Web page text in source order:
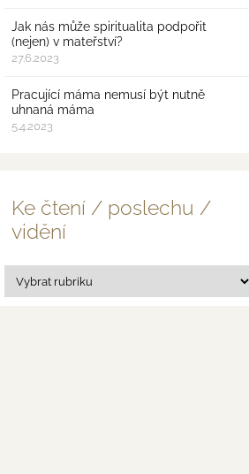
Jak nás může spiritualita podpořit
(nejen) v mateřství?
27.6.2023
Pracující máma nemusí být nutně
uhnaná máma
5.4.2023
Ke čtení / poslechu /
vidění